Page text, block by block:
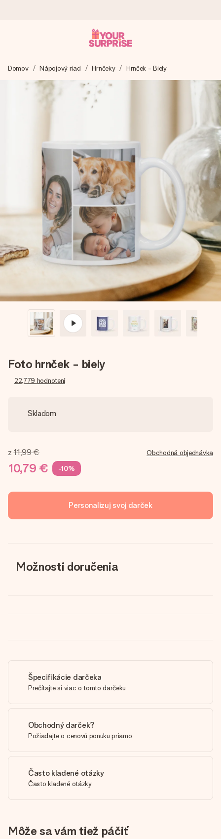
Váš darček starostlivo vyrobíme a bleskovo odošleme –
aby ste ho mohli darovať presne v ten správny okamih, keď
na tom najviac záleží.
Naše darčeky inšpirujú. Zákazníci nás na Google Reviews
hodnotia známkou 4,7.
Kartička s venovaním zdarma
Vytvorte niečo výnimočné v pár jednoduchých krokoch – s
jej menom, vašou fotografiou alebo odkazom, ktorý naozaj
zahreje pri srdci. Žiadne zbytočnosti, len veľa lásky pre ten
pravý moment.
Domov Nápojový riad Hrnčeky Hrnček - Biely
Foto hrnček - biely
22,779 hodnotení
Skladom
z 11,99 €
10,79 € -10%
Obchodná objednávka
Personalizuj svoj darček
Možnosti doručenia
Špecifikácie darčeka
Prečítajte si viac o tomto darčeku
Obchodný darček?
Požiadajte o cenovú ponuku priamo
Často kladené otázky
Často kladené otázky
Môže sa vám tiež páčiť